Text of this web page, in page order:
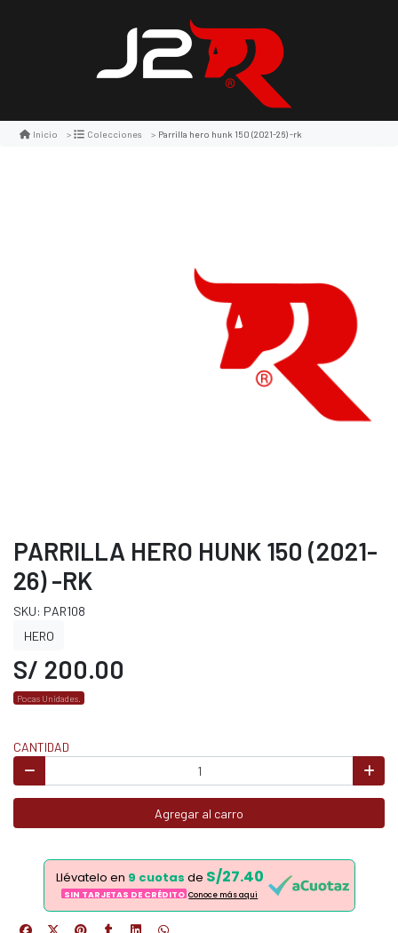
Inicio Colecciones Parrilla hero hunk 150 (2021-26) -rk
PARRILLA HERO HUNK 150 (2021-
26) -RK
SKU: PAR108
HERO
S/ 200.00
Pocas Unidades.
CANTIDAD
Agregar al carro
Llévatelo en 9 cuotas de S/27.40
SIN TARJETAS DE CRÉDITO Conoce más aqui